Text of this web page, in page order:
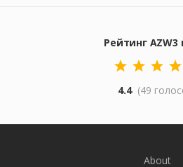
Рейтинг AZW3
4.4 (49
About